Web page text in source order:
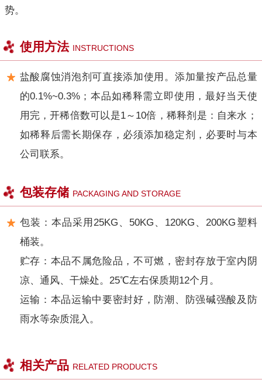
势。
使用方法 INSTRUCTIONS
盐酸腐蚀消泡剂可直接添加使用。添加量按产品总量
的0.1%~0.3% ；本品如稀释需立即使用，最好当天使
用完，开稀倍数可以是1～10倍，稀释剂是：自来水；
如稀释后需长期保存，必须添加稳定剂，必要时与本
公司联系。
包装存储 PACKAGING AND STORAGE
包装：本品采用25KG、50KG、120KG、200KG塑料
桶装。
贮存：本品不属危险品，不可燃，密封存放于室内阴
凉、通风、干燥处。25℃左右保质期12个月。
运输：本品运输中要密封好，防潮、防强碱强酸及防
雨水等杂质混入。
相关产品 RELATED PRODUCTS